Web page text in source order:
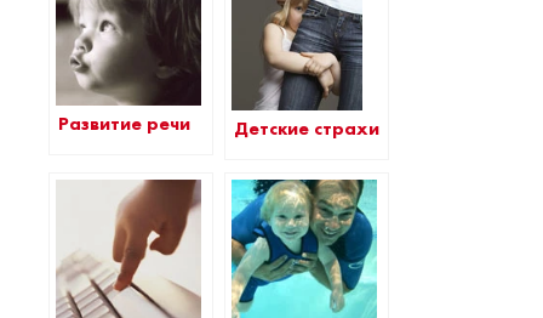
Развитие речи Детские страхи